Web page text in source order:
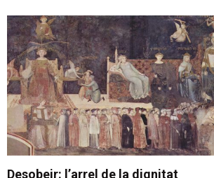
Desobeir: l’arrel de la dignitat